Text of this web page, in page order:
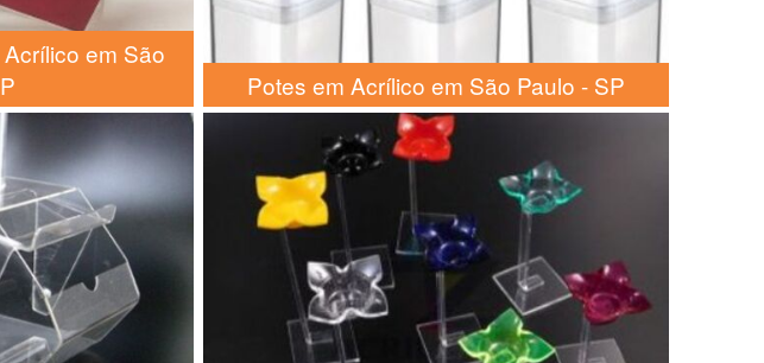
em São
Potes em Acrílico em São Paulo - SP